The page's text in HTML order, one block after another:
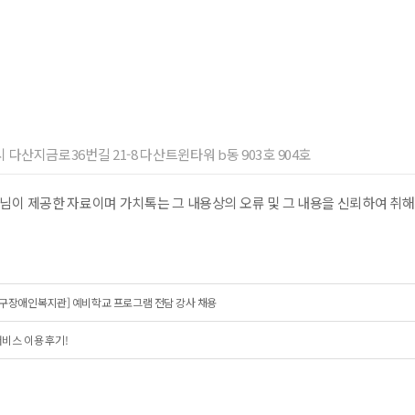
다산지금로36번길 21-8 다산트윈타워 b동 903호 904호
이 제공한 자료이며 가치톡는 그 내용상의 오류 및 그 내용을 신뢰하여 취
장애인복지관] 예비학교 프로그램 전담 강사 채용
스 이용 후기!